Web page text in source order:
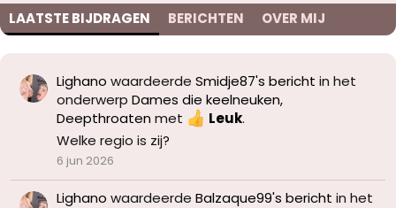
LAATSTE BIJDRAGEN BERICHTEN OVER MIJ
Lighano waardeerde Smidje87's bericht in het
onderwerp Dames die keelneuken,
Deepthroaten met Leuk.
Welke regio is zij?
6 jun 2026
Lighano waardeerde Balzaque99's bericht in het